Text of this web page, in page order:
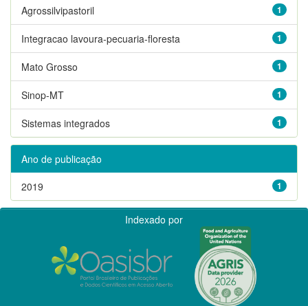
1
Agrossilvipastoril
1
Integracao lavoura-pecuaria-floresta
1
Mato Grosso
1
Sinop-MT
1
Sistemas integrados
Ano de publicação
1
2019
Indexado por